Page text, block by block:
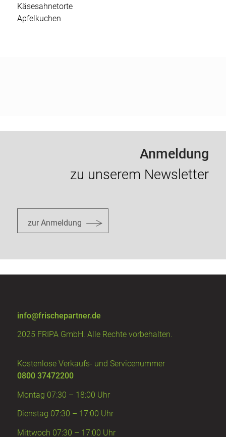
Käsesahnetorte
Apfelkuchen
Anmeldung
zu unserem Newsletter
zur Anmeldung
info@frischepartner.de
2025 FRIPA GmbH. Alle Rechte vorbehalten.
Kostenlose Verkaufs- und Servicenummer
0800 37472200
Montag 07:30 – 18:00 Uhr
Dienstag 07:30 – 17:00 Uhr
Mittwoch 07:30 – 17:00 Uhr